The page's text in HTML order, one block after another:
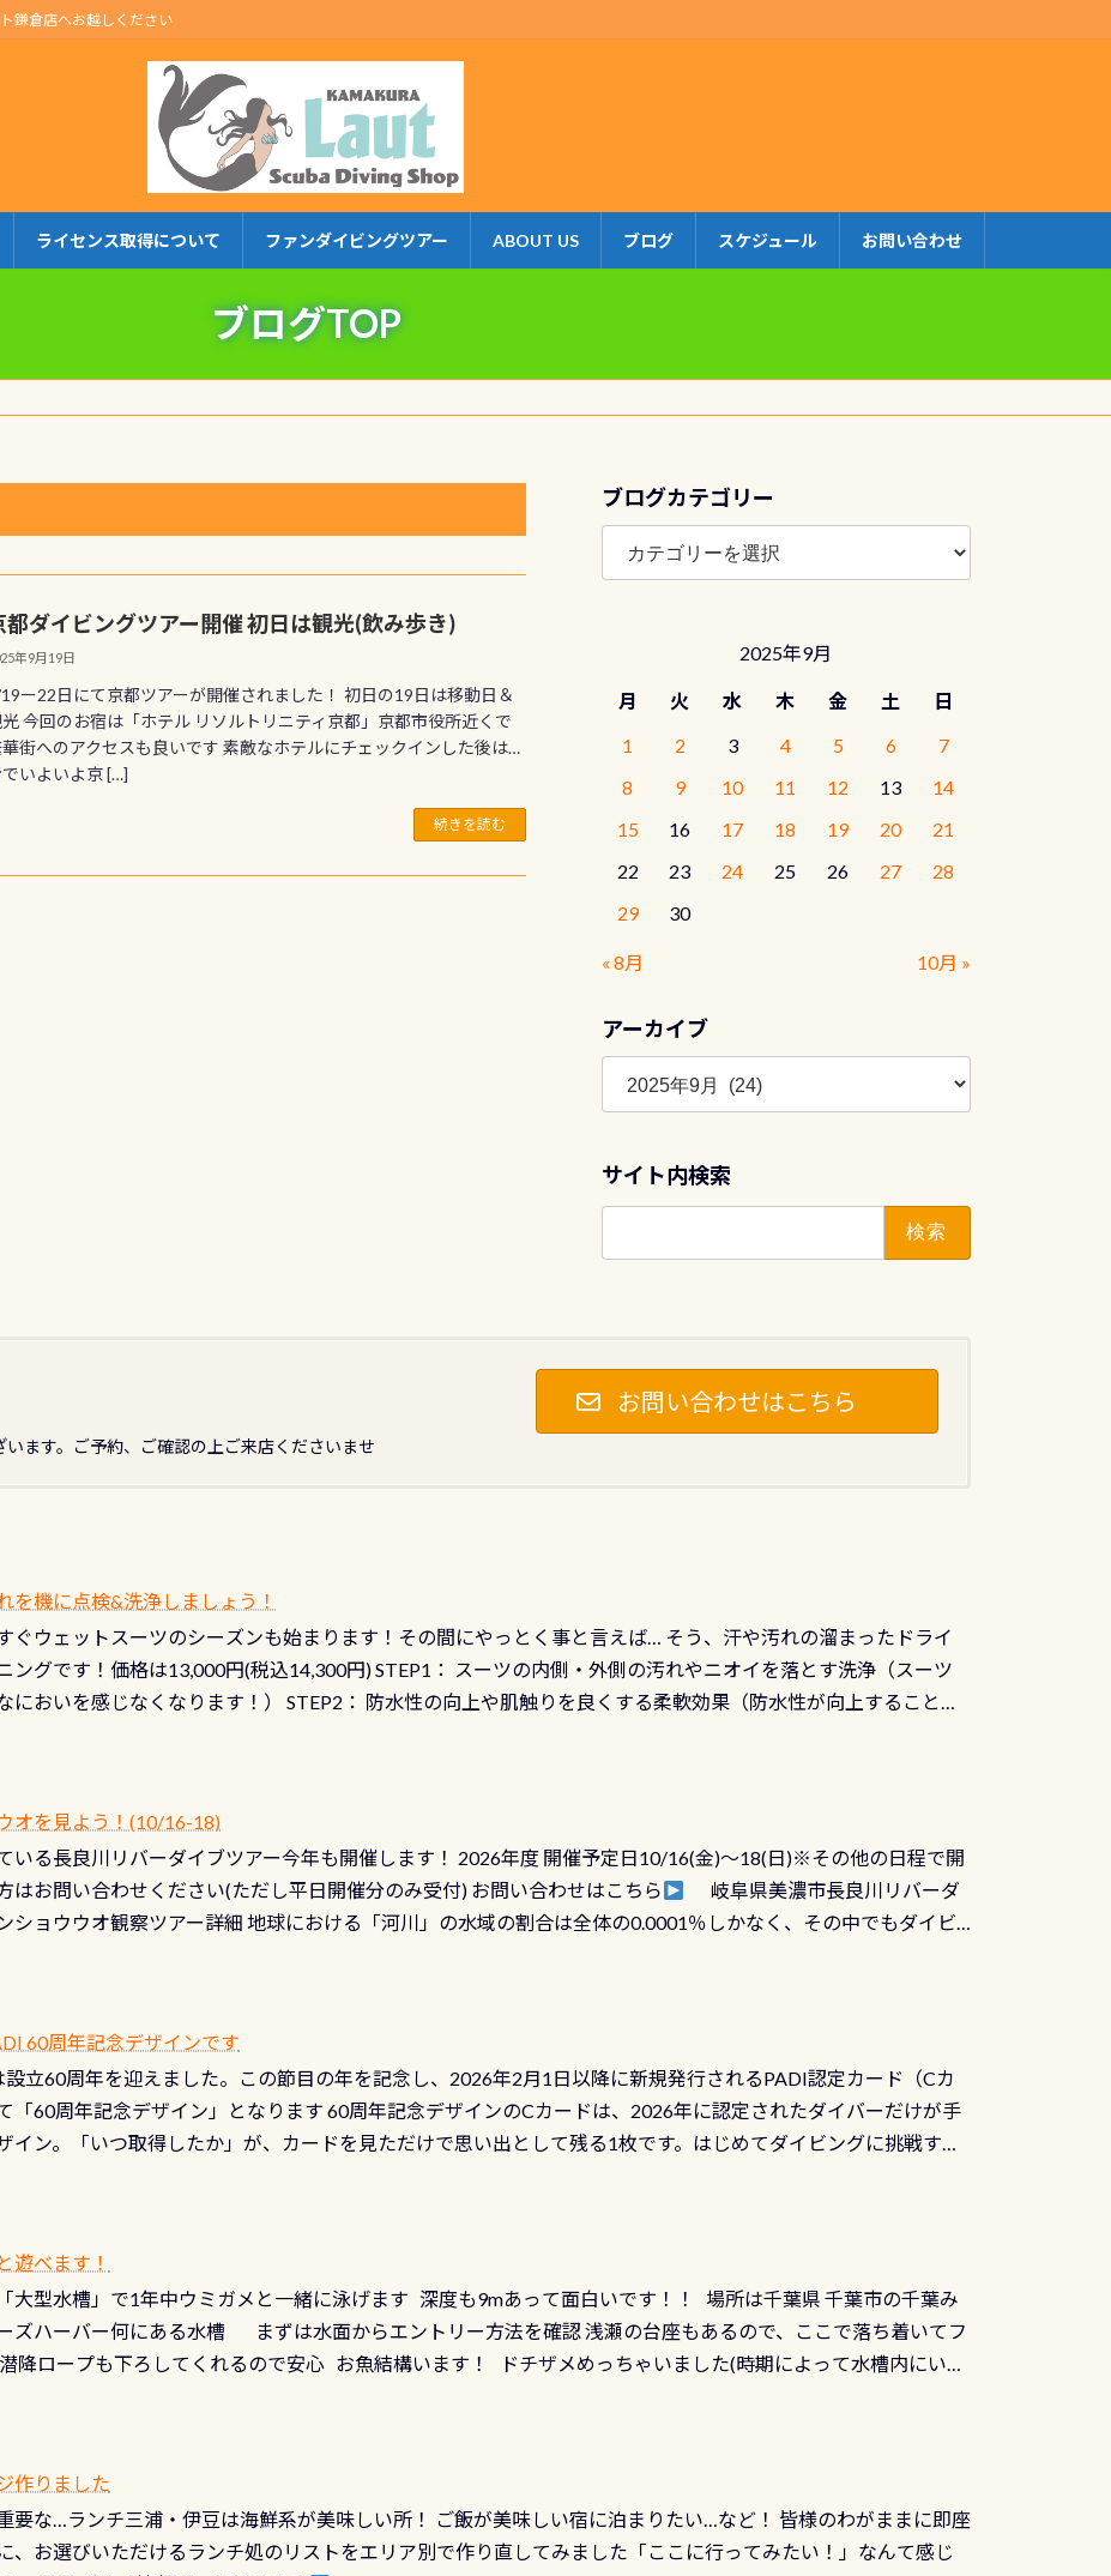
鎌倉店へお越しください
ライセンス取得について ファンダイビングツアー ABOUT US ブログ スケジュール お問い合わせ
ブログTOP
都ダイビングツアー開催 初日は観光(飲み歩き)
年9月19日
ー22日にて京都ツアーが開催されました！ 初日の19日は移動日＆
今回のお宿は「ホテル リソルトリニティ京都」京都市役所近くで
華街へのアクセスも良いです 素敵なホテルにチェックインした後は…
いよいよ京 […]
続きを読む
ブログカテゴリー
ブ
グ
2025年9月
月 火 水 木 金 土
日
1
2 3 4 5 6
7
8
9 10 11 12 13
14
15
16 17 18 19 20
21
22
23 24 25 26 27
28
29
30
« 8月 10月 »
アーカイブ
ア
カ
ブ
サイト内検索
ます。ご予約、ご確認の上ご来店くださいませ
お問い合わせはこちら
を機に点検&洗浄しましょう！
ぐウェットスーツのシーズンも始まります！その間にやっとく事と言えば… そう、汗や汚れの溜まったドライ
ングです！価格は13,000円(税込14,300円) STEP1： スーツの内側・外側の汚れやニオイを落とす洗浄（スーツ
においを感じなくなります！） STEP2： 防水性の向上や肌触りを良くする柔軟効果（防水性が向上することで
認冬になり、使い始めてから水漏れする…ってのは避けましょう！実際水につけて水検査して調べます ●給気バ
ール排気バルブは、ドライスーツクリーニングの際に行うのですが、空気を送り込む「給気バルブ」のオーバ
大切です BCDで言うと給気ボタンの点検と一緒な訳ですから、ボタンが潮噛みしてドライスーツに空気が入り
んて事がないようにしっかり点検しましょう！まだした事がない方はこれを機会に是非やってください！！ ●
目の「水漏れ検査代」が5,500円掛かります そこで下記のキャンペーンを利用してみてはどうでしょうか？
ドライスーツの点検・オーバーホールを出して頂いた方は、上記の水検査料5,500円がなんと無料になります！
ーニングだけでも出そうと思ってる方は、セットでこの水検査も出しましょう！そし続きを読む
オを見よう！(10/16-18)
いる長良川リバーダイブツアー今年も開催します！ 2026年度 開催予定日10/16(金)～18(日)※その他の日程で開
はお問い合わせください(ただし平日開催分のみ受付) お問い合わせはこちら
岐阜県美濃市長良川リバーダ
ショウウオ観察ツアー詳細 地球における「河川」の水域の割合は全体の0.0001％しかなく、その中でもダイビ
の間で開催しております 長良川ってどんな川？ 長良川は日本三大清流(四万十川、柿田川)の１つに数えられ
の少ない、または無い川のこと）で岐阜県の郡上市に始まり、美濃を経て伊勢湾に流れます1985年には環境省
にまた2001年には「日本の水浴場88選」に全国で唯一河川で選ばれた清流です川にしては珍しく、水深が深い
どあり十分ダイビングを楽しむことが出来ます 川原からのエントリーエキジットは正に大自然の中でのダイビ
発生している箇所などもあり、なかなか海では見られない光景です 透明度の良い川を数百メートルドリフトす
快感です！ 特別天然記念物「オオサンショウウオ」が見れる 長良川ダイビング最大の見どころがこの特別天然
ンショウウオ」です 大きなものでは体長1mを超える世界最大の両生類です個体数が少なくかなり貴重な生物で
ではかなりの確立で見ることが出来ます特別天然記念物と言えば他には「 続きを読む
60周年記念デザインです
立60周年を迎えました。この節目の年を記念し、2026年2月1日以降に新規発行されるPADI認定カード（Cカ
「60周年記念デザイン」となります 60周年記念デザインのCカードは、2026年に認定されたダイバーだけが手
イン。「いつ取得したか」が、カードを見ただけで思い出として残る1枚です。はじめてダイビングに挑戦する
行分 【注意事項】※ PADI Freediver、Mermaid、EFR、TECなど特別プログラムの専用カードが発行されるもの
ド対象のディスティンクティブ・スペシャルティ、AWAREデザインカードを申し込みの方は対象外となりま
月の認定でも、2027年1月以降に発行されるカードは通常デザインとなります ダイビングは、始めた「年」も
ビングを始めるきっかけは人それぞれ。でも、「いつ始めたか」は、あとから振り返ると大切な思い出になり
く60周年限定企画です。コースを修了されたら、ぜひ参加してみてくださいね 毎月60名様、年間720名様に
るチャンス 受講したPADIダイブセンター／リゾートが用意したオリジナル景品が当たることも！ PADIデジタ
遊べます！
大型水槽」で1年中ウミガメと一緒に泳げます 深度も9mあって面白いです！！ 場所は千葉県 千葉市の千葉み
ズハーバー何にある水槽 まずは水面からエントリー方法を確認 浅瀬の台座もあるので、ここで落ち着いてフ
降ロープも下ろしてくれるので安心 お魚結構います！ ドチザメめっちゃいました(時期によって水槽内にいる
対側の窓からも見ることが出来るので、付き添いの方とも記念撮影も出来ますよ スキンダイビングでも参加
楽しめます是非ご参加ください！ 写真撮影の練習や、4時間たっぷり利用出来るので、普通に中性浮力の練習
金等、詳しくは 詳細はこちら
作りました
要な…ランチ三浦・伊豆は海鮮系が美味しい所！ ご飯が美味しい宿に泊まりたい…など！ 皆様のわがままに即座
、お選びいただけるランチ処のリストをエリア別で作り直してみました「ここに行ってみたい！」なんて感じ